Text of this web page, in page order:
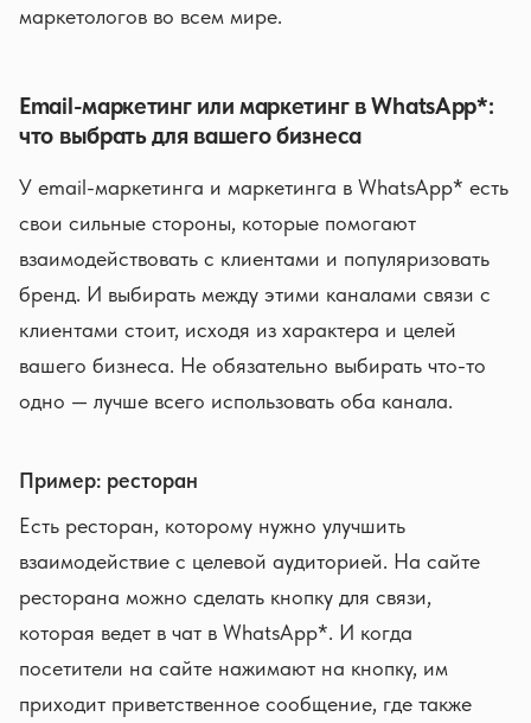
маркетологов во всем мире.
Email-маркетинг или маркетинг в WhatsApp*:
что выбрать для вашего бизнеса
У email-маркетинга и маркетинга в WhatsApp* есть
свои сильные стороны, которые помогают
взаимодействовать с клиентами и популяризовать
бренд. И выбирать между этими каналами связи с
клиентами стоит, исходя из характера и целей
вашего бизнеса. Не обязательно выбирать что-то
одно — лучше всего использовать оба канала.
Пример: ресторан
Есть ресторан, которому нужно улучшить
взаимодействие с целевой аудиторией. На сайте
ресторана можно сделать кнопку для связи,
которая ведет в чат в WhatsApp*. И когда
посетители на сайте нажимают на кнопку, им
приходит приветственное сообщение, где также